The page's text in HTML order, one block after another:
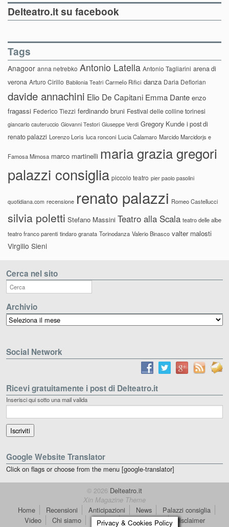
Delteatro.it su facebook
Tags
Anagoor anna netrebko Antonio Latella Antonio Tagliarini arena di
verona Arturo Cirillo Babilonia Teatri Carmelo Rifici danza Daria Deflorian
davide annachini Elio De Capitani Emma Dante enzo
fragassi Federico Tiezzi ferdinando bruni Festival delle colline torinesi
giancarlo cauteruccio Giovanni Testori Giuseppe Verdi Gregory Kunde i post di
renato palazzi Lorenzo Loris luca ronconi Lucia Calamaro Marcido Marcidorjs e
Famosa Mimosa marco martinelli maria grazia gregori
palazzi consiglia piccolo teatro pier paolo pasolini
quotidiana.com recensione renato palazzi Romeo Castellucci
silvia poletti Stefano Massini Teatro alla Scala teatro delle albe
teatro franco parenti tindaro granata Torinodanza Valerio Binasco valter malosti
Virgilio Sieni
Cerca nel sito
Archivio
Archivio
Social Network
Ricevi gratuitamente i post di Delteatro.it
Inserisci qui sotto una mail valida
Google Website Translator
Click on flags or choose from the menu [google-translator]
© 2026 Delteatro.it
Xin Magazine Theme
Home Recensioni Anticipazioni News
Palazzi consiglia
Video
Chi siamo Contatti dT in English Disclaimer
Privacy & Cookies Policy